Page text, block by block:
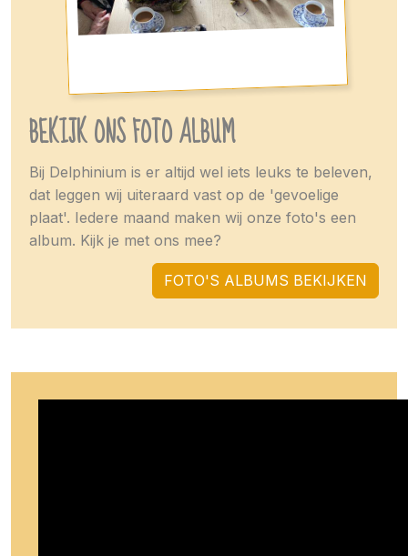
BEKIJK ONS FOTO ALBUM
Bij Delphinium is er altijd wel iets leuks te beleven,
dat leggen wij uiteraard vast op de 'gevoelige
plaat'. Iedere maand maken wij onze foto's een
album. Kijk je met ons mee?
FOTO'S ALBUMS BEKIJKEN